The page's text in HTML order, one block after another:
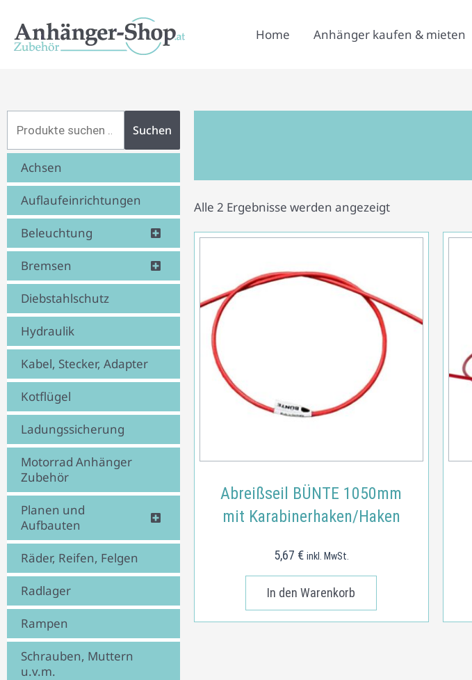
Inhalt
springen
Home Anhänger kaufen & mieten
nach:
Suchen
Achsen
Auflaufeinrichtungen
Beleuchtung
Bremsen
Diebstahlschutz
Hydraulik
Kabel, Stecker, Adapter
Kotflügel
Ladungssicherung
Motorrad Anhänger
Zubehör
Planen und
Aufbauten
Räder, Reifen, Felgen
Radlager
Rampen
Schrauben, Muttern
u.v.m.
Alle 2 Ergebnisse werden angezeigt
Abreißseil BÜNTE 1050mm
mit Karabinerhaken/Haken
5,67 € inkl. MwSt.
In den Warenkorb